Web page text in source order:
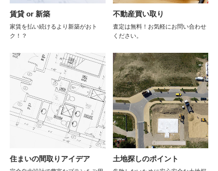
賃貸 or 新築
家賃を払い続けるより新築がおト
ク！？
不動産買い取り
査定は無料！お気軽にお問い合わせ
ください。
住まいの間取りアイデア 土地探しのポイント